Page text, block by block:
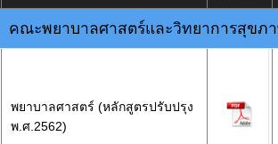
คณะพยาบาลศาสตร์และวิทยาการสุขภ
พยาบาลศาสตร์ (หลักสูตรปรับปรุง
พ.ศ.2562)